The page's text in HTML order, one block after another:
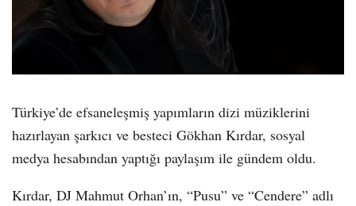
Türkiye’de efsaneleşmiş yapımların dizi müziklerini
hazırlayan şarkıcı ve besteci Gökhan Kırdar, sosyal
medya hesabından yaptığı paylaşım ile gündem oldu.
Kırdar, DJ Mahmut Orhan’ın, “Pusu” ve “Cendere” adlı